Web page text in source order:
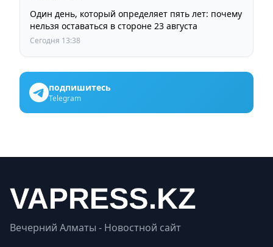
Один день, который определяет пять лет: почему
нельзя оставаться в стороне 23 августа
Сегодня 13:38
подпишитесь
Telegram
Вечерний Алматы - Новостной сайт